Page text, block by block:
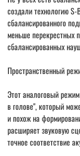
создали технологию
сбалансированного
меньше перекрестных
сбалансированных
Пространственный
Этот аналоговый
в голове", который
и похож на
расширяет звуковую
точное соответствие